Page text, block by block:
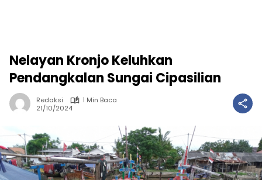
Nelayan Kronjo Keluhkan
Pendangkalan Sungai Cipasilian
Redaksi
1 Min Baca
21/10/2024